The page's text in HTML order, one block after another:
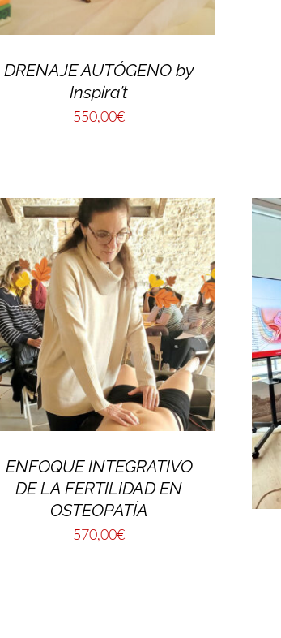
DRENAJE AUTÓGENO by
Inspira’t
550,00€
ENFOQUE INTEGRATIVO
DE LA FERTILIDAD EN
OSTEOPATÍA
570,00€